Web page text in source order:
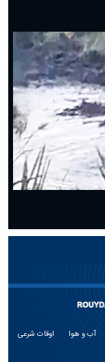
آب و هوا
اوقات شرعی